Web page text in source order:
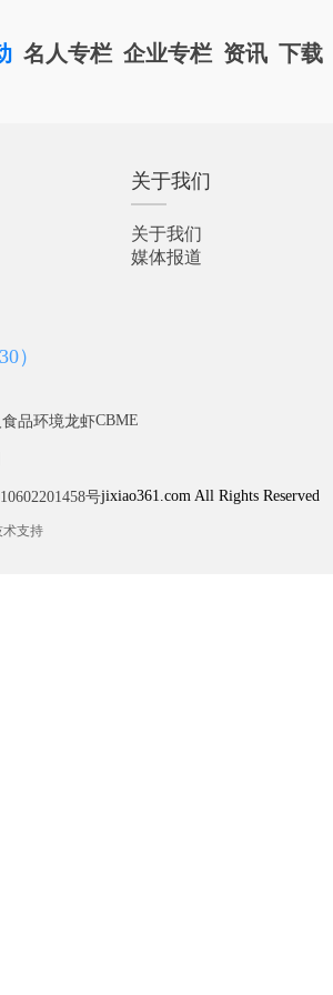
名人专栏 企业专栏 资讯 下载
关于我们
关于我们
媒体报道
）
食品环境龙虾CBME
号jixiao361.com All Rights Reserved
术支持